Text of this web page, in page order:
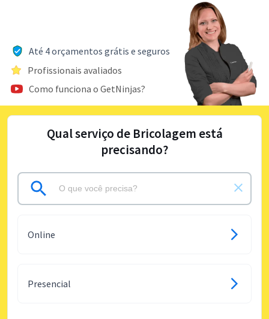
Até 4 orçamentos grátis e seguros
Profissionais avaliados
Como funciona o GetNinjas?
Qual serviço de Bricolagem está
precisando?
Online
Presencial